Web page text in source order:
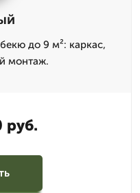
до 9 м²: каркас,
монтаж.
руб.